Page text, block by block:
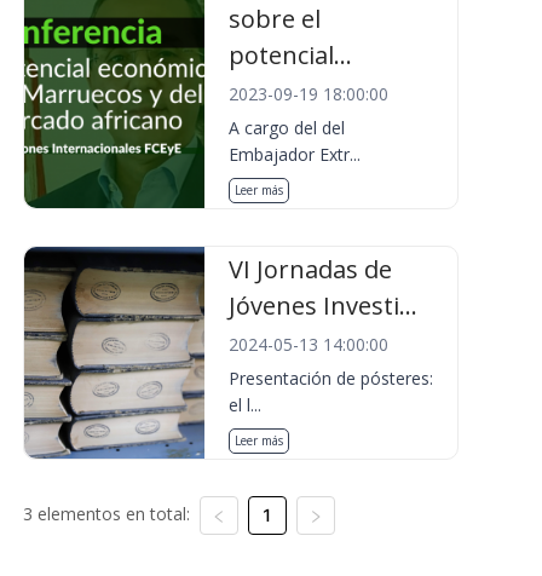
sobre el
potencial...
2023-09-19 18:00:00
A cargo del del
Embajador Extr...
Leer más
VI Jornadas de
Jóvenes Investi...
2024-05-13 14:00:00
Presentación de pósteres:
el l...
Leer más
3 elementos en total: 1